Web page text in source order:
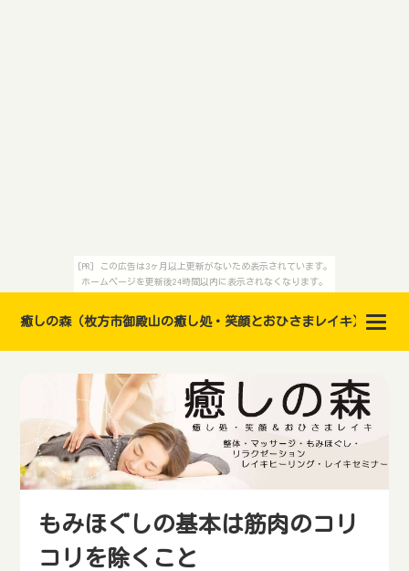
[PR] この広告は3ヶ月以上更新がないため表示されています。
ホームページを更新後24時間以内に表示されなくなります。
癒しの森（枚方市御殿山の癒し処・笑顔とおひさまレイキ）レイ
もみほぐしの基本は筋肉のコリ
コリを除くこと